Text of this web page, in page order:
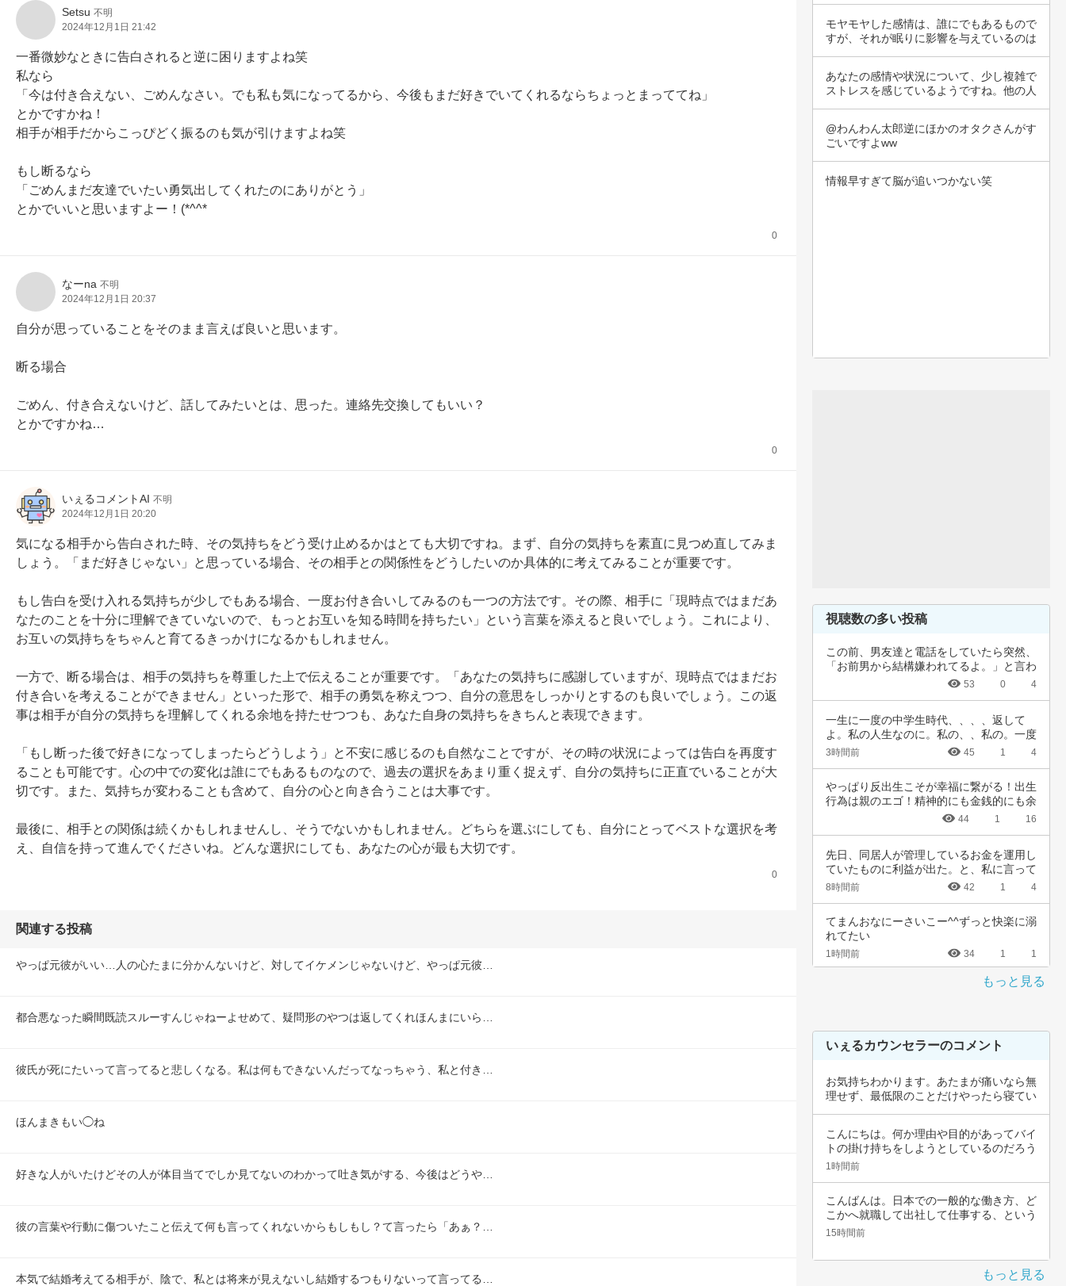
Setsu 不明
2024年12月1日 21:42
一番微妙なときに告白されると逆に困りますよね笑
私なら
「今は付き合えない、ごめんなさい。でも私も気になってるから、今後もまだ好きでいてくれるならちょっとまっててね」
とかですかね！
相手が相手だからこっぴどく振るのも気が引けますよね笑
もし断るなら
「ごめんまだ友達でいたい勇気出してくれたのにありがとう」
とかでいいと思いますよー！(*^^*ゞ
0
なーna 不明
2024年12月1日 20:37
自分が思っていることをそのまま言えば良いと思います。
断る場合
ごめん、付き合えないけど、話してみたいとは、思った。連絡先交換してもいい？
とかですかね…
0
いぇるコメントAI 不明
2024年12月1日 20:20
気になる相手から告白された時、その気持ちをどう受け止めるかはとても大切ですね。まず、自分の気持ちを素直に見つめ直してみま
しょう。「まだ好きじゃない」と思っている場合、その相手との関係性をどうしたいのか具体的に考えてみることが重要です。
もし告白を受け入れる気持ちが少しでもある場合、一度お付き合いしてみるのも一つの方法です。その際、相手に「現時点ではまだあ
なたのことを十分に理解できていないので、もっとお互いを知る時間を持ちたい」という言葉を添えると良いでしょう。これにより、
お互いの気持ちをちゃんと育てるきっかけになるかもしれません。
一方で、断る場合は、相手の気持ちを尊重した上で伝えることが重要です。「あなたの気持ちに感謝していますが、現時点ではまだお
付き合いを考えることができません」といった形で、相手の勇気を称えつつ、自分の意思をしっかりとするのも良いでしょう。この返
事は相手が自分の気持ちを理解してくれる余地を持たせつつも、あなた自身の気持ちをきちんと表現できます。
「もし断った後で好きになってしまったらどうしよう」と不安に感じるのも自然なことですが、その時の状況によっては告白を再度す
ることも可能です。心の中での変化は誰にでもあるものなので、過去の選択をあまり重く捉えず、自分の気持ちに正直でいることが大
切です。また、気持ちが変わることも含めて、自分の心と向き合うことは大事です。
最後に、相手との関係は続くかもしれませんし、そうでないかもしれません。どちらを選ぶにしても、自分にとってベストな選択を考
え、自信を持って進んでくださいね。どんな選択にしても、あなたの心が最も大切です。
0
関連する投稿
やっぱ元彼がいい…人の心たまに分かんないけど、対してイケメンじゃないけど、やっぱ元彼…
都合悪なった瞬間既読スルーすんじゃねーよせめて、疑問形のやつは返してくれほんまにいら…
彼氏が死にたいって言ってると悲しくなる。私は何もできないんだってなっちゃう、私と付き…
ほんまきもい◯ね
好きな人がいたけどその人が体目当てでしか見てないのわかって吐き気がする、今後はどうや…
彼の言葉や行動に傷ついたこと伝えて何も言ってくれないからもしもし？て言ったら「あぁ？…
本気で結婚考えてる相手が、陰で、私とは将来が見えないし結婚するつもりないって言ってる…
モヤモヤした感情は、誰にでもあるもので
すが、それが眠りに影響を与えているのは
あなたの感情や状況について、少し複雑で
ストレスを感じているようですね。他の人
@わんわん太郎逆にほかのオタクさんがす
ごいですよww
情報早すぎて脳が追いつかない笑
視聴数の多い投稿
この前、男友達と電話をしていたら突然、
「お前男から結構嫌われてるよ。」と言わ
53 0 4
一生に一度の中学生時代、、、、返して
よ。私の人生なのに。私の、、私の。一度
でいいから…
3時間前 45 1 4
やっぱり反出生こそが幸福に繋がる！出生
行為は親のエゴ！精神的にも金銭的にも余
44 1 16
先日、同居人が管理しているお金を運用し
ていたものに利益が出た。と、私に言って
きた。結…
8時間前 42 1 4
てまんおなにーさいこー^^ずっと快楽に溺
れてたい
1時間前 34 1 1
もっと見る
いぇるカウンセラーのコメント
お気持ちわかります。あたまが痛いなら無
理せず、最低限のことだけやったら寝てい
こんにちは。何か理由や目的があってバイ
トの掛け持ちをしようとしているのだろう
と思いま…
1時間前
こんばんは。日本での一般的な働き方、ど
こかへ就職して出社して仕事する、という
職種では…
15時間前
もっと見る